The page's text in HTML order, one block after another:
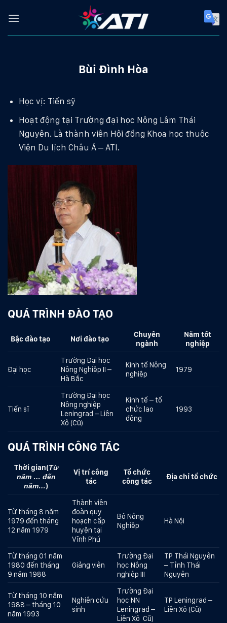
Bùi Đình Hòa
Học vị: Tiến sỹ
Hoạt động tại Trường đại học Nông Lâm Thái
Nguyên. Là thành viên Hội đồng Khoa học thuộc
Viện Du lịch Châu Á – ATI.
QUÁ TRÌNH ĐÀO TẠO
Bậc đào tạo Nơi đào tạo
Chuyên
ngành
Năm tốt
nghiệp
Đại học
Trường Đại học
Nông Nghiệp II –
Hà Bắc
Kinh tế Nông
nghiệp
1979
Tiến sĩ
Trường Đại học
Nông nghiệp
Leningrad – Liên
Xô (Cũ)
Kinh tế – tổ
chức lao
động
1993
QUÁ TRÌNH CÔNG TÁC
Thời gian(Từ
năm … đến
năm…)
Vị trí công
tác
Tổ chức
công tác
Địa chỉ tổ chức
Từ tháng 8 năm
1979 đến tháng
12 năm 1979
Thành viên
đoàn quy
hoạch cấp
huyện tại
Vĩnh Phú
Bộ Nông
Nghiệp
Hà Nội
Từ tháng 01 năm
1980 đến tháng
9 năm 1988
Giảng viên
Trường Đại
học Nông
nghiệp III
TP Thái Nguyên
– Tỉnh Thái
Nguyên
Từ tháng 10 năm
1988 – tháng 10
năm 1993
Nghiên cứu
sinh
Trường Đại
học NN
Leningrad –
Liên Xô Cũ)
TP Leningrad –
Liên Xô (Cũ)